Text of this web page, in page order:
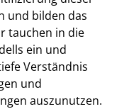
und bilden das
tauchen in die
ein und
Verständnis
und
auszunutzen.